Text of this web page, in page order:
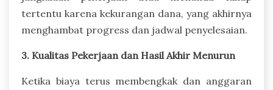
tertentu karena kekurangan dana, yang akhirnya
menghambat progress dan jadwal penyelesaian.
3. Kualitas Pekerjaan dan Hasil Akhir Menurun
Ketika biaya terus membengkak dan anggaran